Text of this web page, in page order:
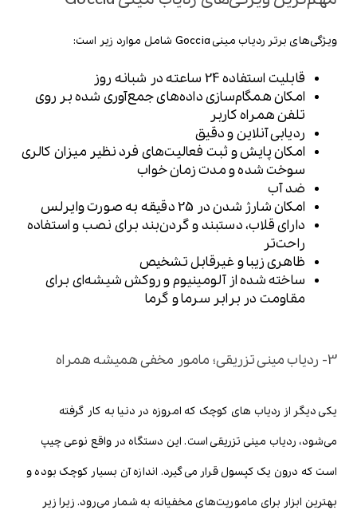
ویژگی‌های برتر ردیاب مینی Goccia شامل موارد زیر است:
قابلیت استفاده 24 ساعته در شبانه روز
امکان همگام‌سازی داده‌های جمع‌آوری شده بر روی
تلفن همراه کاربر
ردیابی آنلاین و دقیق
امکان پایش و ثبت فعالیت‌های فرد نظیر میزان کالری
سوخت شده و مدت زمان خواب
ضد آب
امکان شارژ شدن در 25 دقیقه به صورت وایرلس
دارای قلاب، دستبند و گردن‌بند برای نصب و استفاده
راحت‌تر
ظاهری زیبا و غیرقابل تشخیص
ساخته شده از آلومینیوم و روکش شیشه‌ای برای
مقاومت در برابر سرما و گرما
3- ردیاب مینی تزریقی؛ مامور مخفی همیشه همراه
یکی دیگر از ردیاب های کوچک که امروزه در دنیا به کار گرفته
می‌شود، ردیاب مینی تزریقی است. این دستگاه در واقع نوعی چیپ
است که درون یک کپسول قرار می‌گیرد. اندازه آن بسیار کوچک بوده و
بهترین ابزار برای ماموریت‌های مخفیانه به شمار می‌رود. زیرا زیر